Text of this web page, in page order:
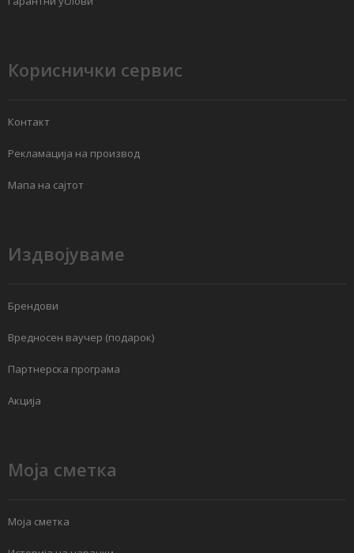
Кориснички сервис
Контакт
Рекламација на производ
Мапа на сајтот
Издвојуваме
Брендови
Вредносен ваучер (подарок)
Партнерска програма
Акција
Моја сметка
Моја сметка